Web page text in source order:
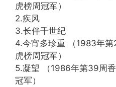
虎榜周冠军）
2.疾风
3.长伴千世纪
4.今宵多珍重 （1983年
虎榜周冠军）
5.凝望 （1986年第39周
冠军）